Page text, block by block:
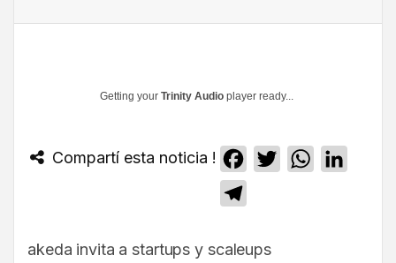
Getting your Trinity Audio player ready...
Compartí esta noticia ! Facebook
TwitterWhatsApp
akeda invita a startups y scaleups